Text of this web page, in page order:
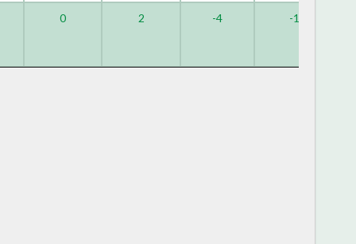
0 2 -4 -16